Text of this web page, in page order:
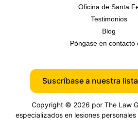
Oficina de Santa
Testimonios
Blog
Póngase en contacto
Suscríbase a nuestra
Copyright © 2026 por The Law
especializados en lesiones